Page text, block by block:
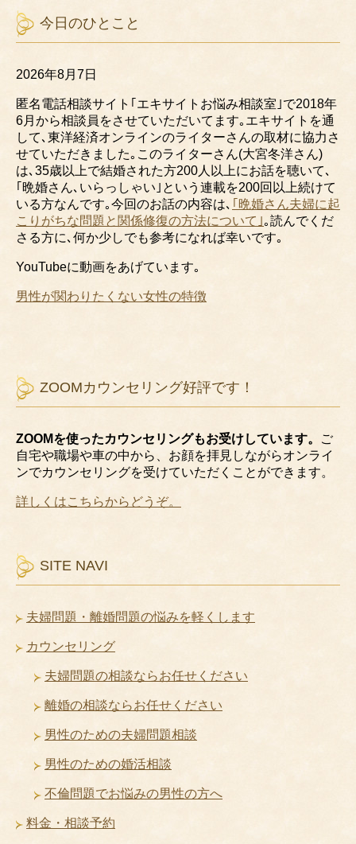
今日のひとこと
2026年8月7日
匿名電話相談サイト｢エキサイトお悩み相談室｣で2018年
6月から相談員をさせていただいてます｡エキサイトを通
して､東洋経済オンラインのライターさんの取材に協力さ
せていただきました｡このライターさん(大宮冬洋さん)
は､35歳以上で結婚された方200人以上にお話を聴いて､
｢晩婚さん､いらっしゃい｣という連載を200回以上続けて
いる方なんです｡今回のお話の内容は､ ｢晩婚さん夫婦に起
こりがちな問題と関係修復の方法について｣｡読んでくだ
さる方に､何か少しでも参考になれば幸いです｡
YouTubeに動画をあげています｡
男性が関わりたくない女性の特徴
ZOOMカウンセリング好評です！
ZOOMを使ったカウンセリングもお受けしています。
ご
自宅や職場や車の中から、お顔を拝見しながらオンライ
ンでカウンセリングを受けていただくことができます。
詳しくはこちらからどうぞ。
SITE NAVI
夫婦問題・離婚問題の悩みを軽くします
カウンセリング
夫婦問題の相談ならお任せください
離婚の相談ならお任せください
男性のための夫婦問題相談
男性のための婚活相談
不倫問題でお悩みの男性の方へ
料金・相談予約